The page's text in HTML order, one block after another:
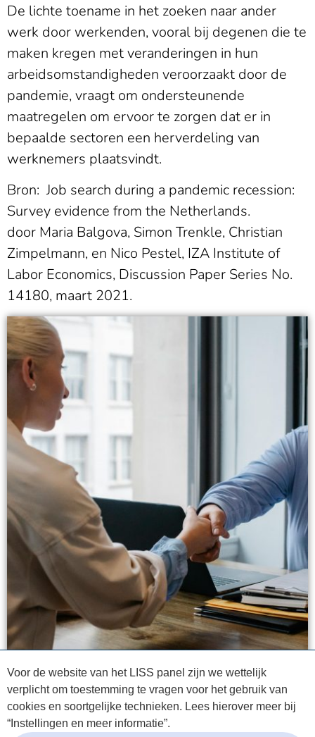
Voor de website van het LISS panel zijn we wettelijk
verplicht om toestemming te vragen voor het gebruik van
cookies en soortgelijke technieken. Lees hierover meer bij
“Instellingen en meer informatie”.
De lichte toename in het zoeken naar ander
werk door werkenden, vooral bij degenen die te
maken kregen met veranderingen in hun
arbeidsomstandigheden veroorzaakt door de
pandemie, vraagt om ondersteunende
maatregelen om ervoor te zorgen dat er in
bepaalde sectoren een herverdeling van
werknemers plaatsvindt.
Bron: Job search during a pandemic recession:
Survey evidence from the Netherlands.
door Maria Balgova, Simon Trenkle, Christian
Zimpelmann, en Nico Pestel, IZA Institute of
Labor Economics, Discussion Paper Series No.
14180, maart 2021.